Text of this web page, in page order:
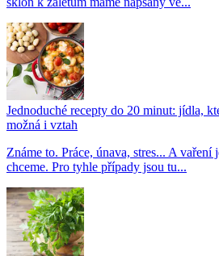
Jednoduché recepty do 20 minut: jídla,
možná i vztah
Známe to. Práce, únava, stres... A vaření
chceme. Pro tyhle případy jsou tu...